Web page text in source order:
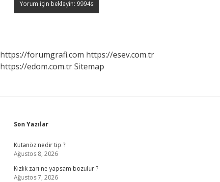
https://forumgrafi.com https://esev.com.tr
https://edom.com.trSitemap
Sidebar
Son Yazılar
Kutanöz nedir tip ?
Ağustos 8, 2026
Kızlık zarı ne yapsam bozulur ?
Ağustos 7, 2026